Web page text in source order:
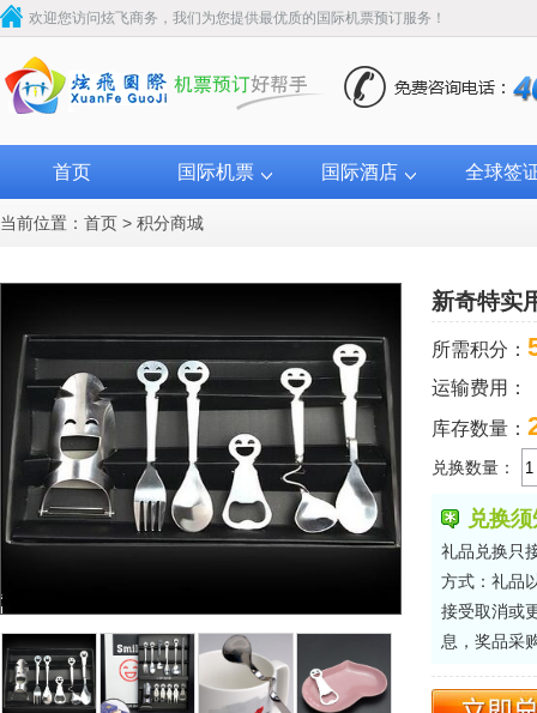
欢迎您访问炫飞商务，我们为您提供最优质的国际机票预订服务！
首页 国际机票 国际酒店 全球签
当前位置： 首页 > 积分商城
新奇特实
所需积分：
运输费用：
库存数量：
兑换数量：
兑换
礼品兑换只
方式：礼品
接受取消或
息，奖品采